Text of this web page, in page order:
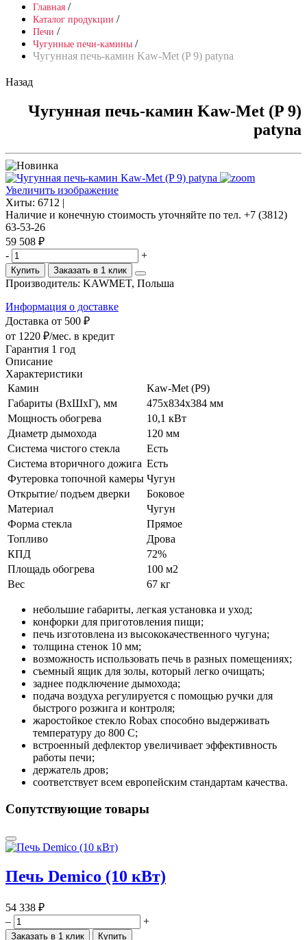
Главная /
Каталог продукции /
Печи /
Чугунные печи-камины /
Чугунная печь-камин Kaw-Met (P 9) patyna
Назад
Чугунная печь-камин Kaw-Met (P 9)
patyna
Увеличить изображение
Хиты: 6712 |
Наличие и конечную стоимость уточняйте по тел. +7 (3812)
63-53-26
59 508 ₽
-
+
Купить Заказать в 1 клик
Производитель: KAWMET, Польша
Информация о доставке
Доставка от 500 ₽
от 1220 ₽/мес. в кредит
Гарантия 1 год
Описание
Характеристики
Камин
Kaw-Met (P9)
Габариты (ВхШхГ), мм
475х834х384 мм
Мощность обогрева
10,1 кВт
Диаметр дымохода
120 мм
Система чистого стекла
Есть
Система вторичного дожига Есть
Футеровка топочной камеры Чугун
Открытие/ подъем дверки
Боковое
Материал
Чугун
Форма стекла
Прямое
Топливо
Дрова
КПД
72%
Площадь обогрева
100 м2
Вес
67 кг
небольшие габариты, легкая установка и уход;
конфорки для приготовления пищи;
печь изготовлена из высококачественного чугуна;
толщина стенок 10 мм;
возможность использовать печь в разных помещениях;
cъемный ящик для золы, который легко очищать;
заднее подключение дымохода;
подача воздуха регулируется с помощью ручки для
быстрого розжига и контроля;
жаростойкое стекло Robax способно выдерживать
температуру до 800 С;
встроенный дефлектор увеличивает эффективность
работы печи;
держатель дров;
соответствует всем европейским стандартам качества.
Сопутствующие товары
Печь Demico (10 кВт)
54 338 ₽
–
+
Заказать в 1 клик Купить